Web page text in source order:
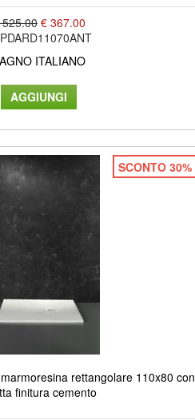
€ 367.00
ITALIANO
SCONTO 30%
rettangolare 110x80 con
finitura cemento